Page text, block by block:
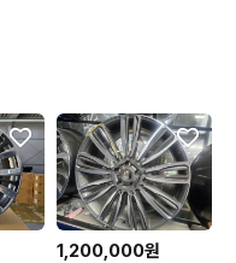
른 100% a/s 걱정無
1,200,000원